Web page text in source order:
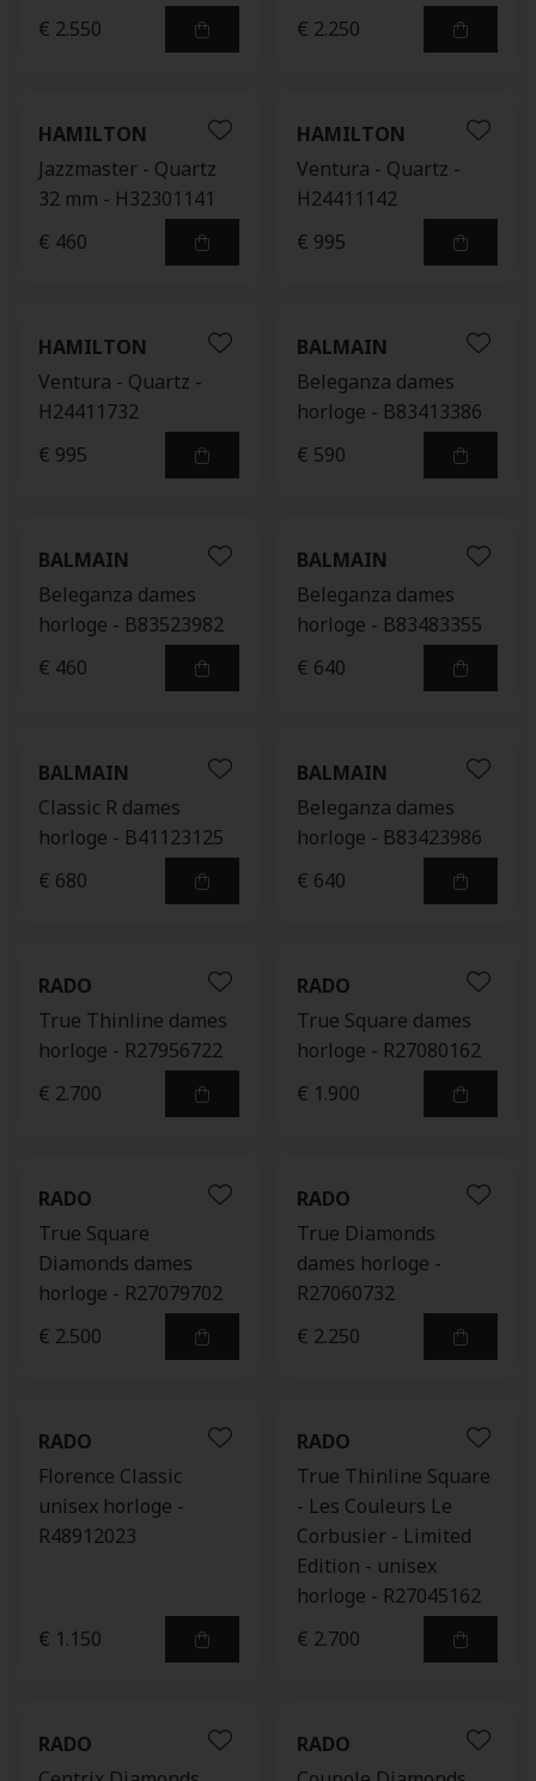
€ 2.550
€ 2.250
HAMILTON
Jazzmaster - Quartz
32 mm - H32301141
€ 460
HAMILTON
Ventura - Quartz -
H24411142
€ 995
HAMILTON
Ventura - Quartz -
H24411732
€ 995
BALMAIN
Beleganza dames
horloge - B83413386
€ 590
BALMAIN
Beleganza dames
horloge - B83523982
€ 460
BALMAIN
Beleganza dames
horloge - B83483355
€ 640
BALMAIN
Classic R dames
horloge - B41123125
€ 680
BALMAIN
Beleganza dames
horloge - B83423986
€ 640
RADO
True Thinline dames
horloge - R27956722
€ 2.700
RADO
True Square dames
horloge - R27080162
€ 1.900
RADO
True Square
Diamonds dames
horloge - R27079702
€ 2.500
RADO
True Diamonds
dames horloge -
R27060732
€ 2.250
RADO
Florence Classic
unisex horloge -
R48912023
€ 1.150
RADO
True Thinline Square
- Les Couleurs Le
Corbusier - Limited
Edition - unisex
horloge - R27045162
€ 2.700
RADO
RADO